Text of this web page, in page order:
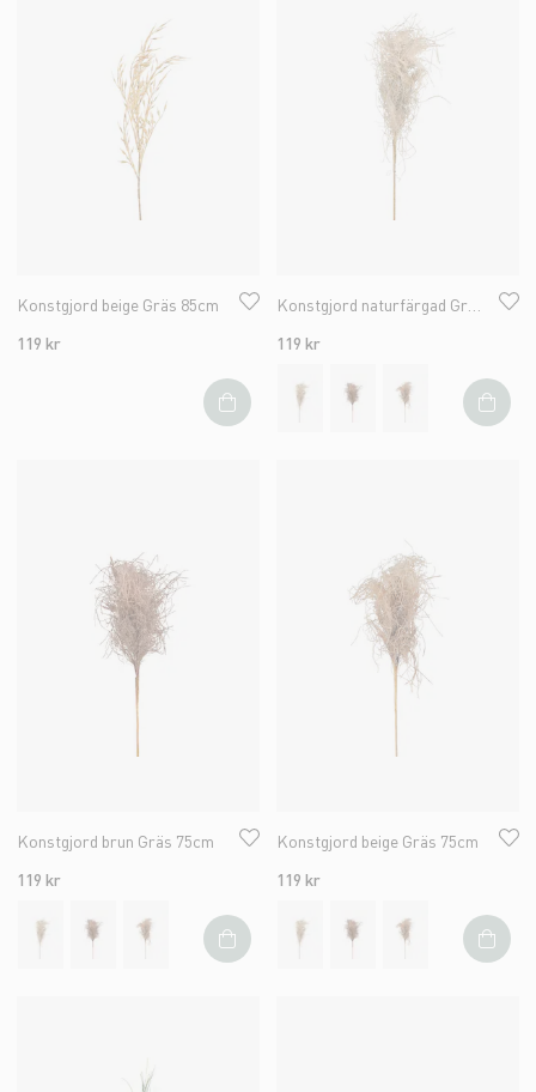
Konstgjord beige Gräs 85cm
119 kr
119 kr
Konstgjord brun Gräs 75cm
119 kr
Konstgjord beige Gräs 75cm
119 kr